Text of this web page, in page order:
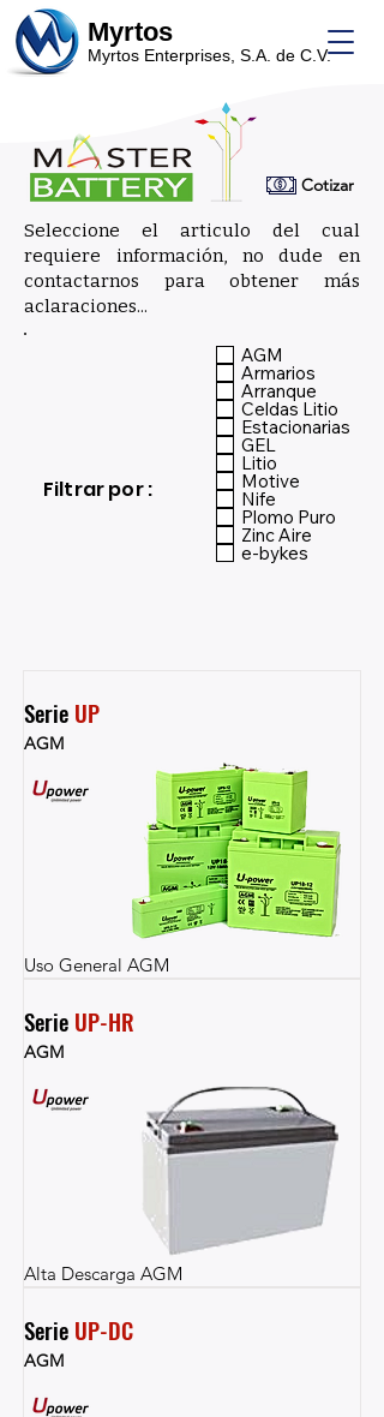
Myrtos
Myrtos Enterprises, S.A. de C.V.
Cotizar
Seleccione el articulo del cual
requiere información, no dude en
contactarnos para obtener más
aclaraciones...
Filtrar por :
AGM
Armarios
Arranque
Celdas Litio
Estacionarias
GEL
Litio
Motive
Nife
Plomo Puro
Zinc Aire
e-bykes
Serie UP
AGM
Uso General AGM
Serie UP-HR
AGM
Alta Descarga AGM
Serie UP-DC
AGM